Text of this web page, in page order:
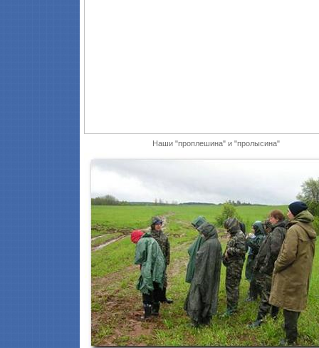
Наши "проплешина" и "пролысина"